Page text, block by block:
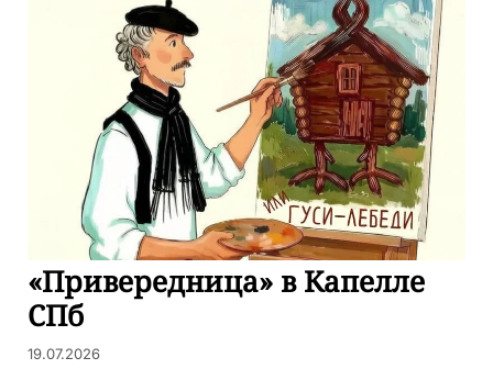
«Привередница» в Капелле
СПб
19.07.2026